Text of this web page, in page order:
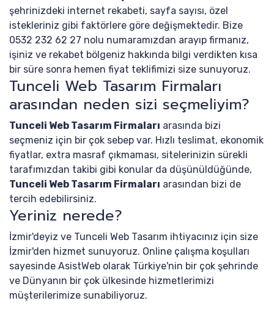
şehrinizdeki internet rekabeti, sayfa sayısı, özel
istekleriniz gibi faktörlere göre değişmektedir. Bize
0532 232 62 27 nolu numaramızdan arayıp firmanız,
işiniz ve rekabet bölgeniz hakkında bilgi verdikten kısa
bir süre sonra hemen fiyat teklifimizi size sunuyoruz.
Tunceli Web Tasarım Firmaları
arasından neden sizi seçmeliyim?
Tunceli Web Tasarım Firmaları arasında bizi
seçmeniz için bir çok sebep var. Hızlı teslimat, ekonomik
fiyatlar, extra masraf çıkmaması, sitelerinizin sürekli
tarafımızdan takibi gibi konular da düşünüldüğünde,
Tunceli Web Tasarım Firmaları arasından bizi de
tercih edebilirsiniz.
Yeriniz nerede?
İzmir'deyiz ve Tunceli Web Tasarım ihtiyacınız için size
İzmir'den hizmet sunuyoruz. Online çalışma koşulları
sayesinde AsistWeb olarak Türkiye'nin bir çok şehrinde
ve Dünyanın bir çok ülkesinde hizmetlerimizi
müşterilerimize sunabiliyoruz.